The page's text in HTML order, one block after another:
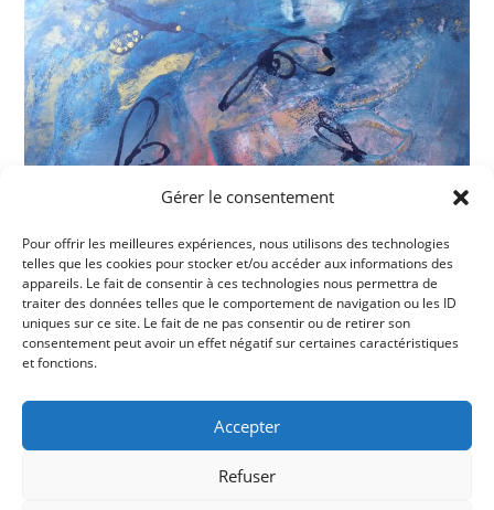
Gérer le consentement
Pour offrir les meilleures expériences, nous utilisons des technologies
telles que les cookies pour stocker et/ou accéder aux informations des
appareils. Le fait de consentir à ces technologies nous permettra de
traiter des données telles que le comportement de navigation ou les ID
uniques sur ce site. Le fait de ne pas consentir ou de retirer son
consentement peut avoir un effet négatif sur certaines caractéristiques
et fonctions.
Accepter
Refuser